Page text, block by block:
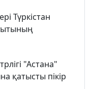
Түркістан
"Астана"
қатысты пікір